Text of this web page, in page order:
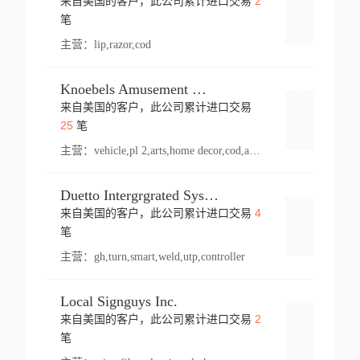
笔
主营： lip,razor,cod
Knoebels Amusement Resort
来自美国的客户，此公司累计进口交易
25笔
主营： vehicle,pl 2,arts,home decor,cod,amusement ride,sea
Duetto Intergrgrated Systems Inc.
来自美国的客户，此公司累计进口交易 4
笔
主营： gh,turn,smart,weld,utp,controller
Local Signguys Inc.
来自美国的客户，此公司累计进口交易 2
笔